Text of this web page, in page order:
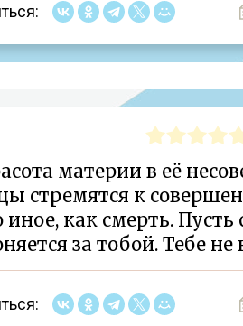
материи в её
стремятся к
иное, как смерть.
за тобой. Тебе